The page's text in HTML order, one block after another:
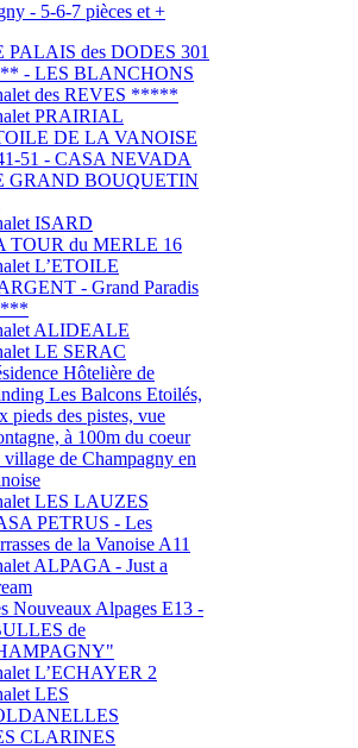
- 5-6-7 pièces et +
PALAIS des DODES 301
- LES BLANCHONS
des REVES *****
PRAIRIAL
DE LA VANOISE
51 - CASA NEVADA
GRAND BOUQUETIN
ISARD
TOUR du MERLE 16
L’ETOILE
- Grand Paradis
ALIDEALE
LE SERAC
Hôtelière de
Les Balcons Etoilés,
pieds des pistes, vue
à 100m du coeur
village de Champagny en
LES LAUZES
PETRUS - Les
de la Vanoise A11
ALPAGA - Just a
Nouveaux Alpages E13 -
de
L’ECHAYER 2
LES
CLARINES